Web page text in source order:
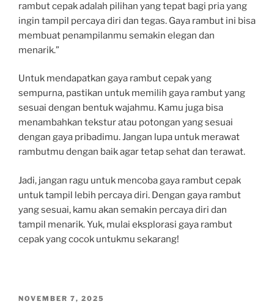
rambut cepak adalah pilihan yang tepat bagi pria yang
ingin tampil percaya diri dan tegas. Gaya rambut ini bisa
membuat penampilanmu semakin elegan dan
menarik.”
Untuk mendapatkan gaya rambut cepak yang
sempurna, pastikan untuk memilih gaya rambut yang
sesuai dengan bentuk wajahmu. Kamu juga bisa
menambahkan tekstur atau potongan yang sesuai
dengan gaya pribadimu. Jangan lupa untuk merawat
rambutmu dengan baik agar tetap sehat dan terawat.
Jadi, jangan ragu untuk mencoba gaya rambut cepak
untuk tampil lebih percaya diri. Dengan gaya rambut
yang sesuai, kamu akan semakin percaya diri dan
tampil menarik. Yuk, mulai eksplorasi gaya rambut
cepak yang cocok untukmu sekarang!
POSTED
NOVEMBER 7, 2025